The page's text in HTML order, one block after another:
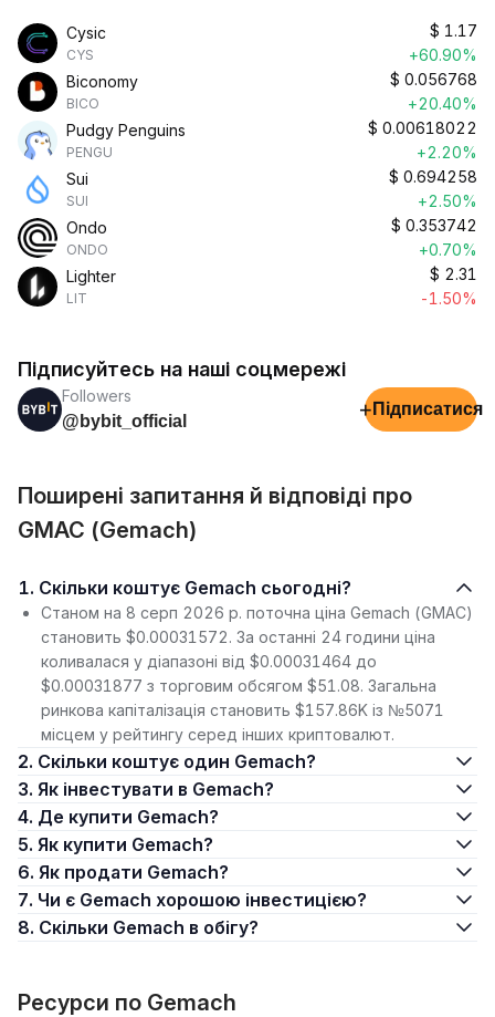
Cysic
CYS
$ 1.17
+60.90%
Biconomy
BICO
$ 0.056768
+20.40%
Pudgy Penguins
PENGU
$ 0.00618022
+2.20%
Sui
SUI
$ 0.694258
+2.50%
Ondo
ONDO
$ 0.353742
+0.70%
Lighter
LIT
$ 2.31
-1.50%
Підписуйтесь на наші соцмережі
Followers
@bybit_official
+ Підписатися
Поширені запитання й відповіді про
GMAC (Gemach)
1. Скільки коштує Gemach сьогодні?
Станом на 8 серп 2026 р. поточна ціна Gemach (GMAC)
становить $0.00031572. За останні 24 години ціна
коливалася у діапазоні від $0.00031464 до
$0.00031877 з торговим обсягом $51.08. Загальна
ринкова капіталізація становить $157.86K із №5071
місцем у рейтингу серед інших криптовалют.
2. Скільки коштує один Gemach?
3. Як інвестувати в Gemach?
4. Де купити Gemach?
5. Як купити Gemach?
6. Як продати Gemach?
7. Чи є Gemach хорошою інвестицією?
8. Скільки Gemach в обігу?
Ресурси по Gemach